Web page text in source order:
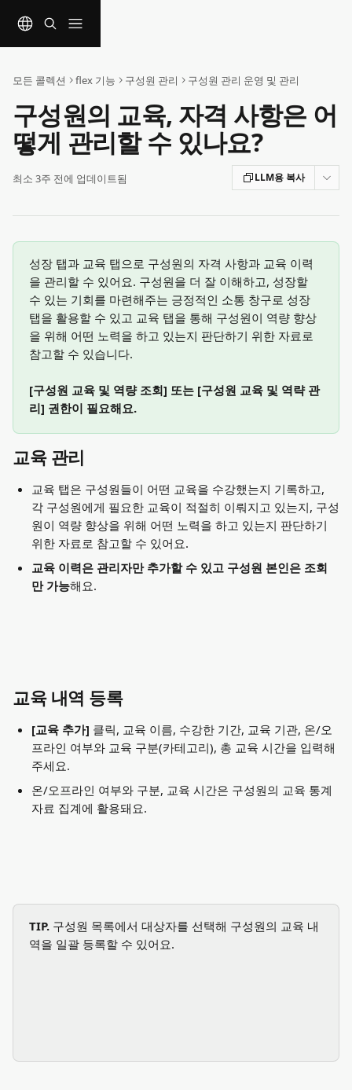
모든 콜렉션 flex 기능 구성원 관리 구성원 관리 운영 및 관리
구성원의 교육, 자격 사항은 어
떻게 관리할 수 있나요?
최소 3주 전에 업데이트됨 LLM용 복사
성장 탭과 교육 탭으로 구성원의 자격 사항과 교육 이력
을 관리할 수 있어요. 구성원을 더 잘 이해하고, 성장할
수 있는 기회를 마련해주는 긍정적인 소통 창구로 성장
탭을 활용할 수 있고 교육 탭을 통해 구성원이 역량 향상
을 위해 어떤 노력을 하고 있는지 판단하기 위한 자료로
참고할 수 있습니다.
[구성원 교육 및 역량 조회] 또는 [구성원 교육 및 역략 관
리] 권한이 필요해요.
교육 관리
교육 탭은 구성원들이 어떤 교육을 수강했는지 기록하고,
각 구성원에게 필요한 교육이 적절히 이뤄지고 있는지, 구성
원이 역량 향상을 위해 어떤 노력을 하고 있는지 판단하기
위한 자료로 참고할 수 있어요.
교육 이력은 관리자만 추가할 수 있고 구성원 본인은 조회
만 가능해요.
교육 내역 등록
[교육 추가] 클릭, 교육 이름, 수강한 기간, 교육 기관, 온/오
프라인 여부와 교육 구분(카테고리), 총 교육 시간을 입력해
주세요.
온/오프라인 여부와 구분, 교육 시간은 구성원의 교육 통계
자료 집계에 활용돼요.
TIP. 구성원 목록에서 대상자를 선택해 구성원의 교육 내
역을 일괄 등록할 수 있어요.